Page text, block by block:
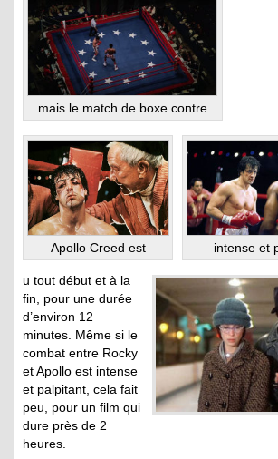
mais le match de boxe contre
Apollo Creed est intense et
u tout début et à la
fin, pour une durée
d’environ 12
minutes. Même si le
combat entre Rocky
et Apollo est intense
et palpitant, cela fait
peu, pour un film qui
dure près de 2
heures.